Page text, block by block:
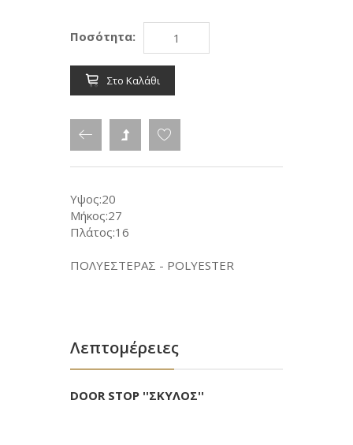
Ποσότητα:
Στο Καλάθι
Υψος:20
Μήκος:27
Πλάτος:16
ΠΟΛΥΕΣΤΕΡΑΣ - POLYESTER
Λεπτομέρειες
DOOR STOP ''ΣΚΥΛΟΣ''